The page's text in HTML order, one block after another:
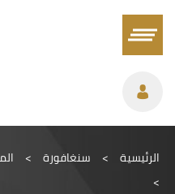
الرئيسية > سنغافورة >
>